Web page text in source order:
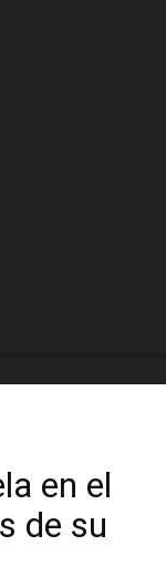
en el
de su